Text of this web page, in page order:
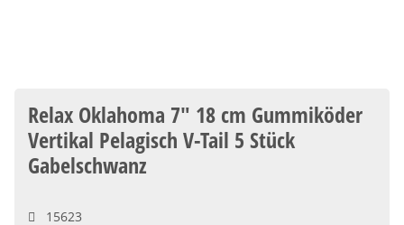
Relax Oklahoma 7" 18 cm Gummiköder
Vertikal Pelagisch V-Tail 5 Stück
Gabelschwanz
15623